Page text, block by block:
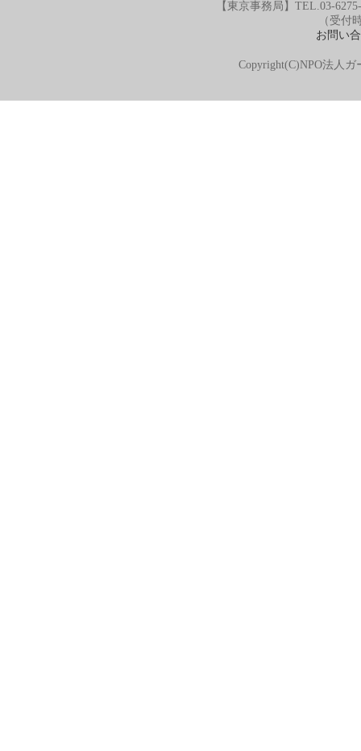
【東京事務局】TEL.03-
（受付
お問い
Copyright(C)NPO法人